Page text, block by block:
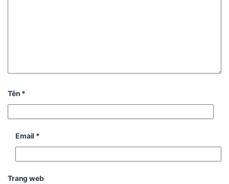
Tên *
Email *
Trang web